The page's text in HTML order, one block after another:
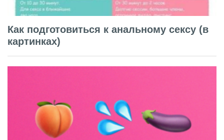
Как подготовиться к анальному сексу (в
картинках)